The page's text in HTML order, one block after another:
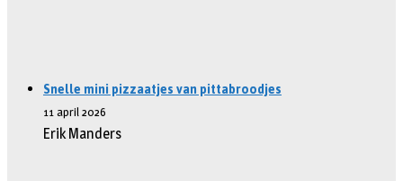
Snelle mini pizzaatjes van pittabroodjes
11 april 2026
Erik Manders